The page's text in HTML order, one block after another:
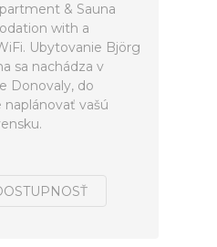
& Sauna
with a
Ubytovanie Björg
sa nachádza v
Donovaly, do
vašú